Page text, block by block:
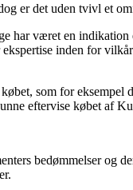
er det uden tvivl et
har været en indikation
inden for
som for eksempel
eftervise købet af
bedømmelser og